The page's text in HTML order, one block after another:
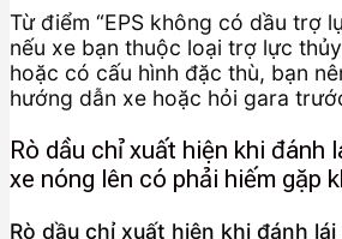
Từ điểm “EPS không có dầu trợ
nếu xe bạn thuộc loại trợ lực
hoặc có cấu hình đặc thù, bạn
hướng dẫn xe hoặc hỏi gara
Rò dầu chỉ xuất hiện khi đánh
xe nóng lên có phải hiếm gặp
Rò dầu chỉ xuất hiện khi đánh